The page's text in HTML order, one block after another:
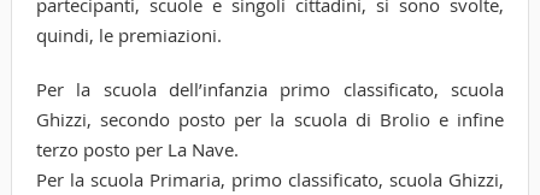
quindi, le premiazioni.
Per la scuola dell’infanzia primo classificato, scuola
Ghizzi, secondo posto per la scuola di Brolio e infine
terzo posto per La Nave.
Per la scuola Primaria, primo classificato, scuola Ghizzi,